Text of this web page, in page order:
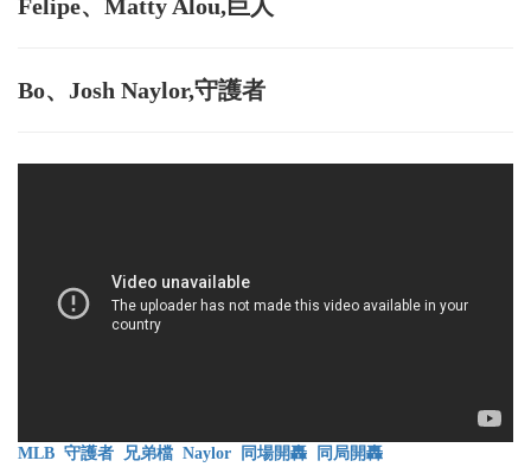
Felipe、Matty Alou,巨人
Bo、Josh Naylor,守護者
MLB 守護者 兄弟檔 Naylor 同場開轟 同局開轟